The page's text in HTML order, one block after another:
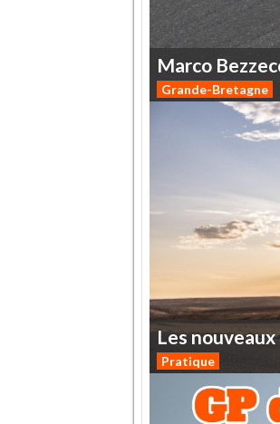
Marco
Grande-Bretagne
Lesnouveaux
Pratique